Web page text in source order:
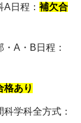
日程： 補欠合
A・B日程：
格あり
学科全方式：